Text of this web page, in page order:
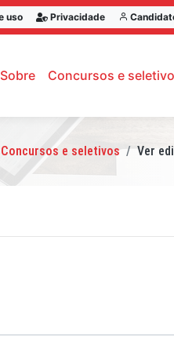
uso Privacidade
Sobre Concursos e
Concursos e seletivos Ver